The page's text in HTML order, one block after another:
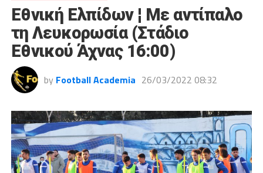
Εθνική Ελπίδων ¦ Με αντίπαλο
τη Λευκορωσία (Στάδιο
Εθνικού Άχνας 16:00)
by Football Academia 26/03/2022 08:32